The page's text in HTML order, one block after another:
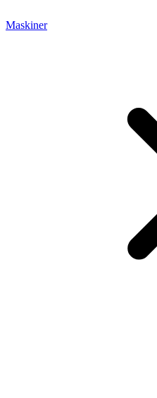
Maskiner